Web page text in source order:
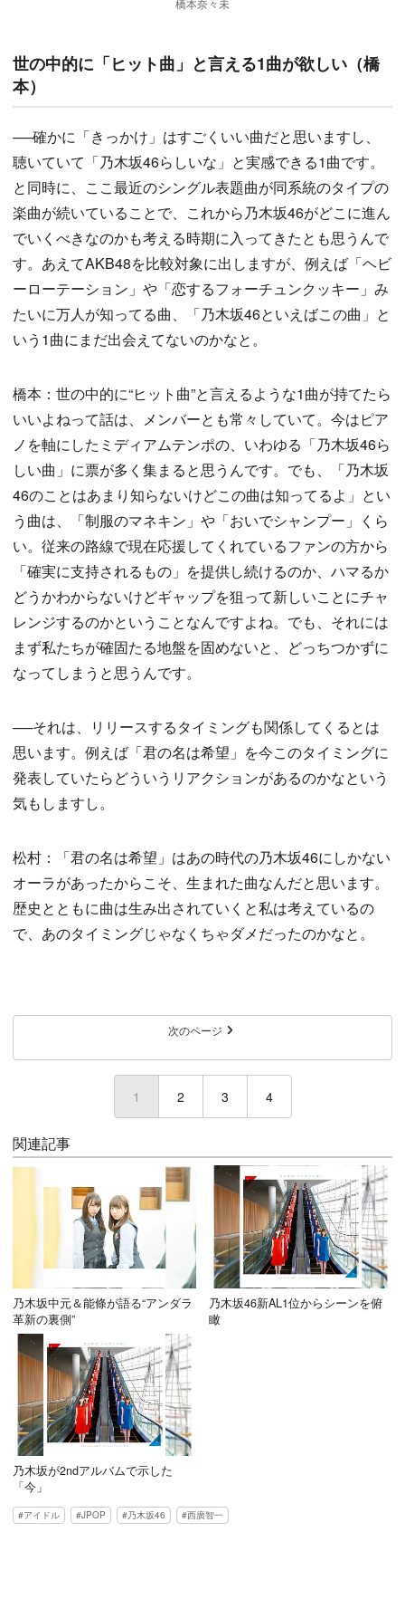
橋本奈々未
世の中的に「ヒット曲」と言える1曲が欲しい（橋
本）
──確かに「きっかけ」はすごくいい曲だと思いますし、
聴いていて「乃木坂46らしいな」と実感できる1曲です。
と同時に、ここ最近のシングル表題曲が同系統のタイプの
楽曲が続いていることで、これから乃木坂46がどこに進ん
でいくべきなのかも考える時期に入ってきたとも思うんで
す。あえてAKB48を比較対象に出しますが、例えば「ヘビ
ーローテーション」や「恋するフォーチュンクッキー」み
たいに万人が知ってる曲、「乃木坂46といえばこの曲」と
いう1曲にまだ出会えてないのかなと。
橋本：世の中的に“ヒット曲”と言えるような1曲が持てたら
いいよねって話は、メンバーとも常々していて。今はピア
ノを軸にしたミディアムテンポの、いわゆる「乃木坂46ら
しい曲」に票が多く集まると思うんです。でも、「乃木坂
46のことはあまり知らないけどこの曲は知ってるよ」とい
う曲は、「制服のマネキン」や「おいでシャンプー」くら
い。従来の路線で現在応援してくれているファンの方から
「確実に支持されるもの」を提供し続けるのか、ハマるか
どうかわからないけどギャップを狙って新しいことにチャ
レンジするのかということなんですよね。でも、それには
まず私たちが確固たる地盤を固めないと、どっちつかずに
なってしまうと思うんです。
──それは、リリースするタイミングも関係してくるとは
思います。例えば「君の名は希望」を今このタイミングに
発表していたらどういうリアクションがあるのかなという
気もしますし。
松村：「君の名は希望」はあの時代の乃木坂46にしかない
オーラがあったからこそ、生まれた曲なんだと思います。
歴史とともに曲は生み出されていくと私は考えているの
で、あのタイミングじゃなくちゃダメだったのかなと。
次のページ
1 (current)
2 3 4
関連記事
乃木坂中元＆能條が語る“アンダラ
革新の裏側”
乃木坂46新AL1位からシーンを俯
瞰
乃木坂が2ndアルバムで示した
「今」
アイドル JPOP 乃木坂46 西廣智一